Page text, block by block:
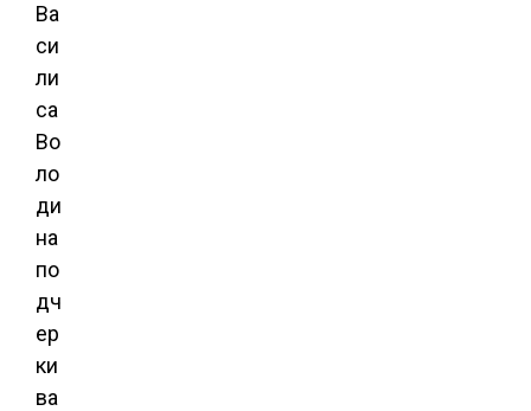
Ва
си
ли
са
Во
ло
ди
на
по
дч
ер
ки
ва